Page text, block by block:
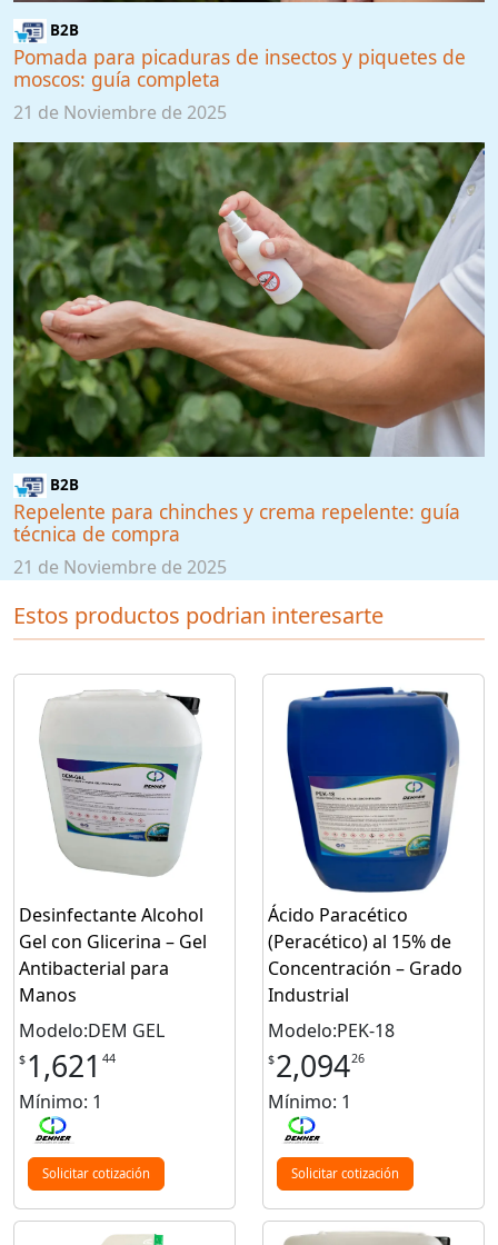
B2B
Pomada para picaduras de insectos y piquetes de
moscos: guía completa
21 de Noviembre de 2025
B2B
Repelente para chinches y crema repelente: guía
técnica de compra
21 de Noviembre de 2025
Estos productos podrian interesarte
Desinfectante Alcohol
Gel con Glicerina – Gel
Antibacterial para
Manos
Modelo:DEM GEL
$ 1,621 44
Mínimo: 1
Solicitar cotización
Ácido Paracético
(Peracético) al 15% de
Concentración – Grado
Industrial
Modelo:PEK-18
$2,09426
Mínimo: 1
Solicitar cotización